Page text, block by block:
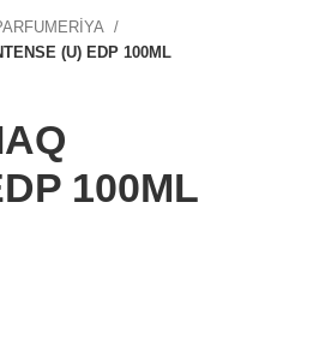
(U) EDP 100ML
100ML
89.0 AZN.